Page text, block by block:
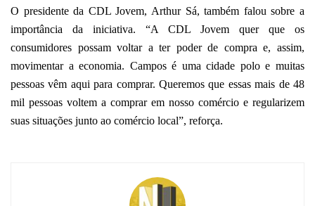
O presidente da CDL Jovem, Arthur Sá, também falou sobre a
importância da iniciativa. “A CDL Jovem quer que os
consumidores possam voltar a ter poder de compra e, assim,
movimentar a economia. Campos é uma cidade polo e muitas
pessoas vêm aqui para comprar. Queremos que essas mais de 48
mil pessoas voltem a comprar em nosso comércio e regularizem
suas situações junto ao comércio local”, reforça.